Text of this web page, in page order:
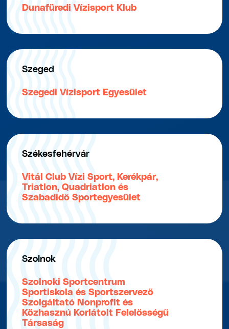
Dunafüredi Vízisport Klub
Szeged
Szegedi Vízisport Egyesület
Székesfehérvár
Vitál Club Vízi Sport, Kerékpár,
Triatlon, Quadriatlon és
Szabadidő Sportegyesület
Szolnok
Szolnoki Sportcentrum
Sportiskola és Sportszervező
Szolgáltató Nonprofit és
Közhasznú Korlátolt Felelősségű
Társaság